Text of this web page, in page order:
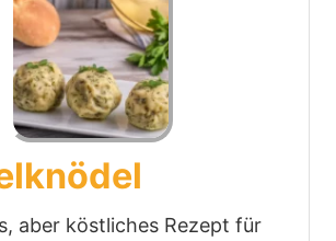
aber köstliches Rezept für